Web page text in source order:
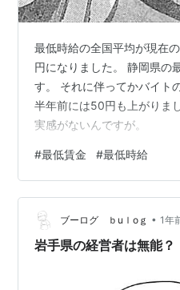
最低時給の全国平均が現在
円になりました。 静岡県の
す。 それに伴ってかバイト
半年前には50円も上がりま
実感がないんですが。
#最低賃金 #最低時給
ブーログ ｂuｌoｇ • 1年
岩手県の経営者は無能？